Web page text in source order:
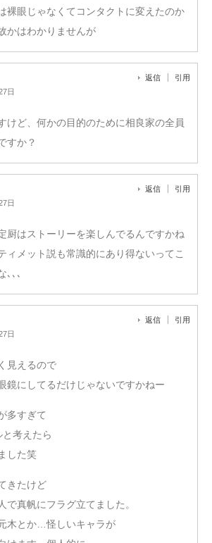
裸眼じゃなくてコンタクトに変えたのか
かはわかりませんが
日
返信 引用
けど、何かの目的のために相良家の全員
すか？
日
返信 引用
厨はストーリーを楽しんでるんですかね
ィメット説も常識的にあり得ないってこ
､､､
日
返信 引用
見えるので
鏡にしてるだけじゃないですかねー
多すぎて
考えたら
した笑
きたけど
で真帆にフラグ立てました。
木とか…怪しいキャラが